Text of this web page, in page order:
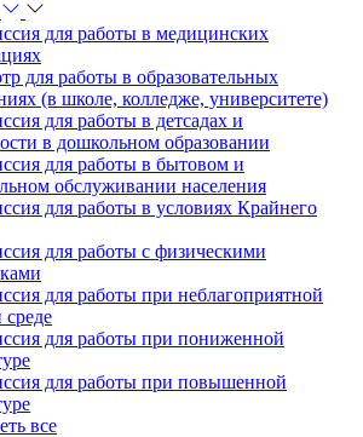
для работы в медицинских
для работы в образовательных
(в школе, колледже, университете)
для работы в детсадах и
в дошкольном образовании
для работы в бытовом и
обслуживании населения
для работы в условиях Крайнего
для работы с физическими
для работы при неблагоприятной
среде
для работы при пониженной
для работы при повышенной
все